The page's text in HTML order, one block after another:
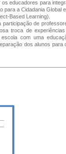
educadores para
para a Cidadania Global
Based Learning).
participação de
troca de
com uma
dos alunos para